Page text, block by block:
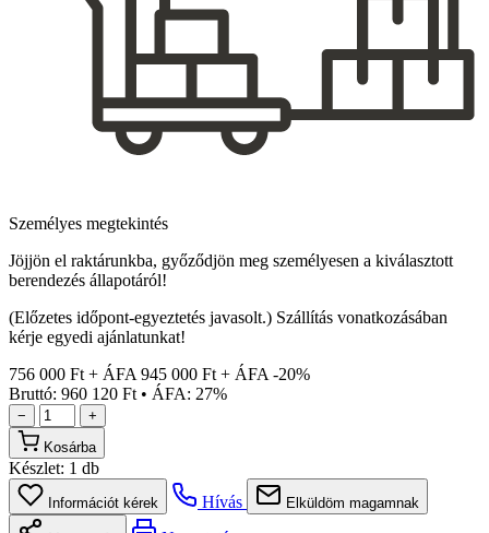
Személyes megtekintés
Jöjjön el raktárunkba, győződjön meg személyesen a kiválasztott
berendezés állapotáról!
(Előzetes időpont-egyeztetés javasolt.) Szállítás vonatkozásában
kérje egyedi ajánlatunkat!
756 000 Ft + ÁFA 945 000 Ft + ÁFA -20%
Bruttó: 960 120 Ft • ÁFA: 27%
−
+
Kosárba
Készlet: 1 db
Információt kérek Hívás Elküldöm magamnak